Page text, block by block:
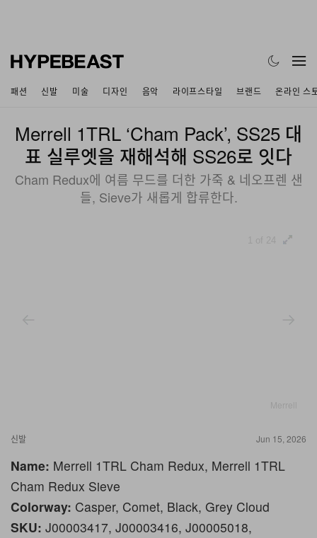
패션 신발 미술 디자인 음악 라이프스타일 브랜드 온라인 스
Merrell 1TRL ‘Cham Pack’, SS25 대
표 실루엣을 재해석해 SS26로 잇다
Cham Redux에 여름 무드를 더한 가죽 & 네오프렌 샌
들, Sieve가 새롭게 합류한다.
신발 Jun 15, 2026
Name: Merrell 1TRL Cham Redux, Merrell 1TRL
Cham Redux Sieve
Colorway: Casper, Comet, Black, Grey Cloud
SKU: J00003417, J00003416, J00005018,